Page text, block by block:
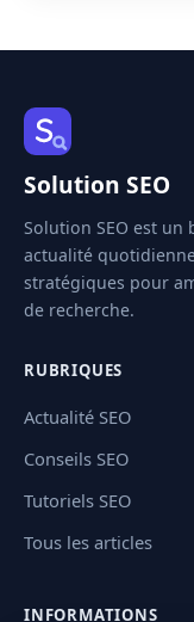
Solution SEO
Solution SEO est
actualité
stratégiques pour
de recherche.
RUBRIQUES
Actualité SEO
Conseils SEO
Tutoriels SEO
Tous les articles
INFORMATIONS